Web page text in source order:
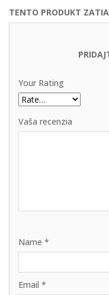
TENTO PRODUKT
Your Rating
Vaša recenzia
Name *
Email *